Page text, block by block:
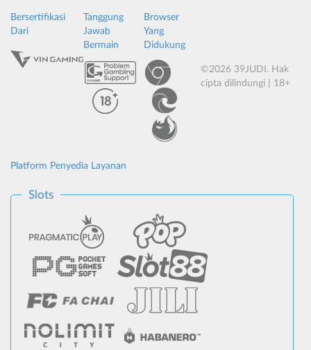
Bersertifikasi
Dari
Tanggung
Jawab
Bermain
Browser
Yang
Didukung
©2026 39JUDI. Hak
cipta dilindungi | 18+
Platform Penyedia Layanan
Slots